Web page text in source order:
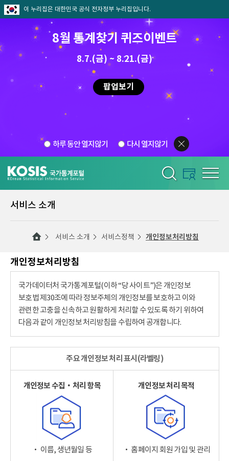
이 누리집은 대한민국 공식 전자정부 누리집입니다.
8월 통계찾기 퀴즈이벤트
8.7.(금) ~ 8.21.(금)
팝업보기
하루 동안 열지않기 다시 열지않기
서비스 소개
서비스 소개 서비스정책 개인정보처리방침
개인정보처리방침
국가데이터처 국가통계포털(이하 “당 사이트”)은 개인정보
보호법 제30조에 따라 정보주체의 개인정보를 보호하고 이와
관련한 고충을 신속하고 원활하게 처리할 수 있도록 하기 위하여
다음과 같이 개인정보 처리방침을 수립하여 공개합니다.
주요 개인정보 처리 표시(라벨링)
개인정보 수집‧처리 항목
‧ 이름, 생년월일 등
개인정보 처리 목적
‧ 홈페이지 회원 가입 및 관리